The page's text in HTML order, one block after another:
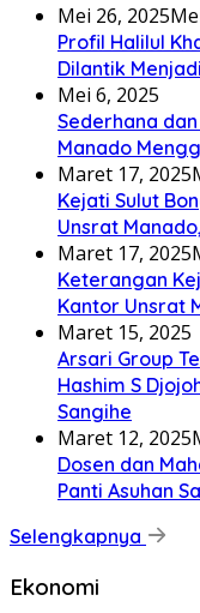
Mei 26, 2025
Profil Halilul
Dilantik
Mei 6, 2025
Sederhana dan
Manado
Maret 17, 2025
Kejati Sulut
Unsrat
Maret 17, 2025
Keterangan
Kantor Unsrat
Maret 15, 2025
Arsari Group
Hashim S
Sangihe
Maret 12, 2025
Dosen dan
Panti Asuhan
Selengkapnya
Ekonomi